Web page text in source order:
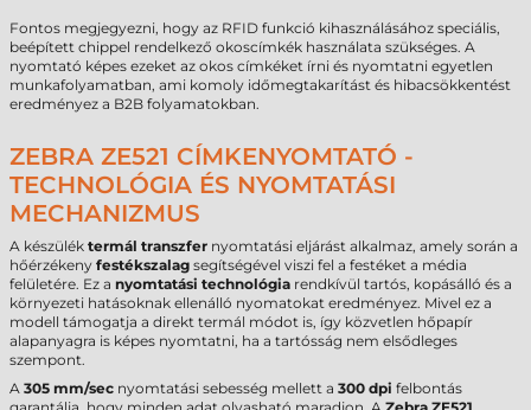
Fontos megjegyezni, hogy az RFID funkció kihasználásához speciális,
beépített chippel rendelkező okoscímkék használata szükséges. A
nyomtató képes ezeket az okos címkéket írni és nyomtatni egyetlen
munkafolyamatban, ami komoly időmegtakarítást és hibacsökkentést
eredményez a B2B folyamatokban.
ZEBRA ZE521 CÍMKENYOMTATÓ -
TECHNOLÓGIA ÉS NYOMTATÁSI
MECHANIZMUS
A készülék termál transzfer nyomtatási eljárást alkalmaz, amely során a
hőérzékeny festékszalag segítségével viszi fel a festéket a média
felületére. Ez a nyomtatási technológia rendkívül tartós, kopásálló és a
környezeti hatásoknak ellenálló nyomatokat eredményez. Mivel ez a
modell támogatja a direkt termál módot is, így közvetlen hőpapír
alapanyagra is képes nyomtatni, ha a tartósság nem elsődleges
szempont.
A 305 mm/sec nyomtatási sebesség mellett a 300 dpi felbontás